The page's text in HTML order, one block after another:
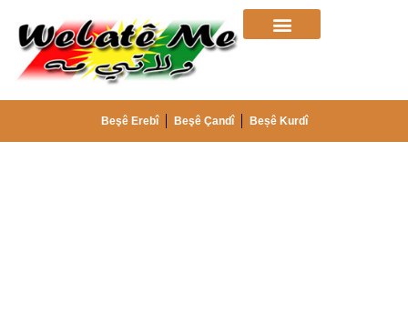
Beşê Erebî Beşê Çandî Beșê Kurdî